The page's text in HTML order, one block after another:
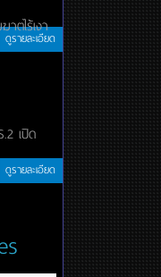
ตไร้เงา
ดูรายละเอียด
เปิด
ดูรายละเอียด